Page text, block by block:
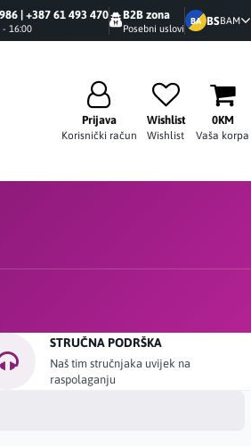
| +387 61 493 470
- 16:00
B2B zona
Posebni uslovi
BA BSBAM
Prijava
Korisnički račun
Wishlist
Wishlist
0KM
Vaša korpa
STRUČNA PODRŠKA
Naš tim stručnjaka uvijek na
raspolaganju